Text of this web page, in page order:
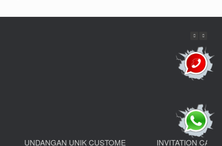
UNDANGAN UNIK CUSTOME INVITATION